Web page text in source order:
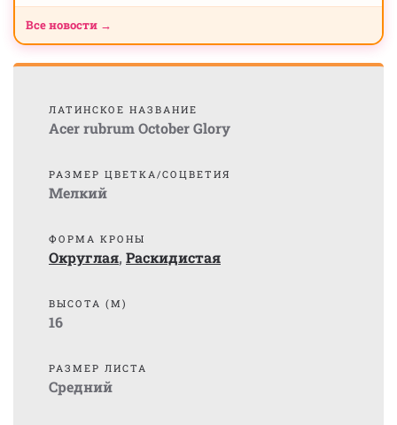
Все новости →
ЛАТИНСКОЕ НАЗВАНИЕ
Acer rubrum October Glory
РАЗМЕР ЦВЕТКА/СОЦВЕТИЯ
Мелкий
ФОРМА КРОНЫ
Округлая, Раскидистая
ВЫСОТА (М)
16
РАЗМЕР ЛИСТА
Средний